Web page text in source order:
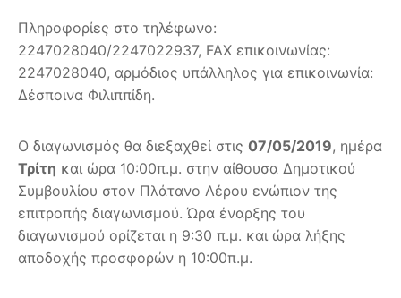
Πληροφορίες στο τηλέφωνο:
2247028040/2247022937, FAX επικοινωνίας:
2247028040, αρμόδιος υπάλληλος για επικοινωνία:
Δέσποινα Φιλιππίδη.
Ο διαγωνισμός θα διεξαχθεί στις 07/05/2019, ημέρα
Τρίτη και ώρα 10:00π.μ. στην αίθουσα Δημοτικού
Συμβουλίου στον Πλάτανο Λέρου ενώπιον της
επιτροπής διαγωνισμού. Ώρα έναρξης του
διαγωνισμού ορίζεται η 9:30 π.μ. και ώρα λήξης
αποδοχής προσφορών η 10:00π.μ.